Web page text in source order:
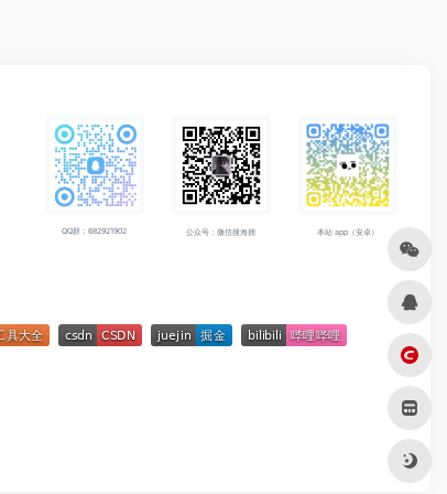
QQ群：682921902 公众号：微信搜海拥 本站 app（安卓）